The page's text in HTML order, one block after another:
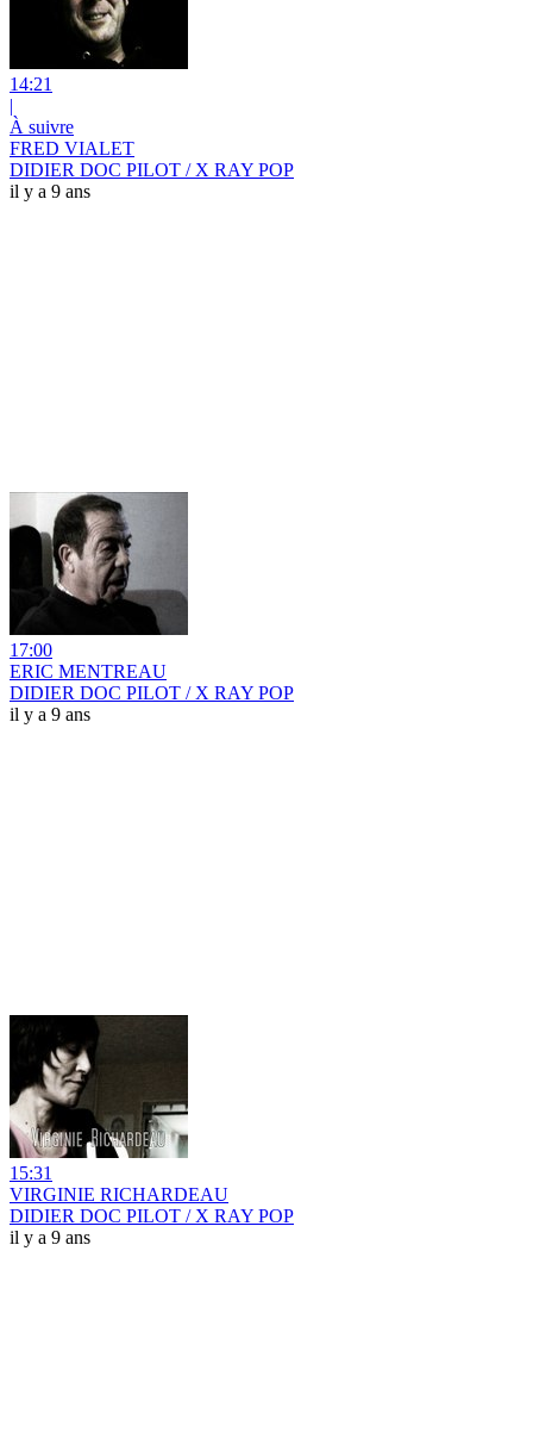
14:21
|
À suivre
FRED VIALET
DIDIER DOC PILOT / X RAY POP
il y a 9 ans
17:00
ERIC MENTREAU
DIDIER DOC PILOT / X RAY POP
il y a 9 ans
15:31
VIRGINIE RICHARDEAU
DIDIER DOC PILOT / X RAY POP
il y a 9 ans